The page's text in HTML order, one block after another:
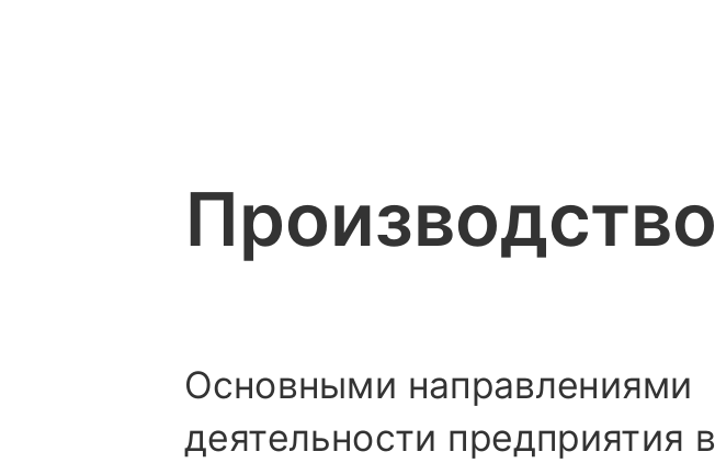
Производство
Основными направлениями
деятельности предприятия в